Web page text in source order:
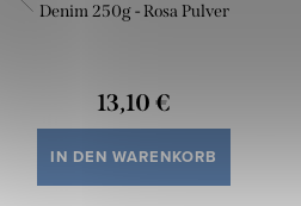
Denim 250g - Rosa Pulver
13,10 €
IN DEN WARENKORB